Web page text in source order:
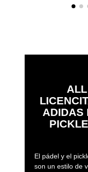
ADIDAS
El pádel y el
son un estilo de